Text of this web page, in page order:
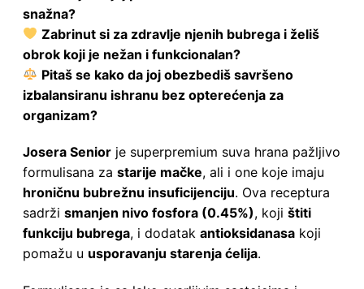
snažna?
Zabrinut si za zdravlje njenih bubrega i želiš
obrok koji je nežan i funkcionalan?
Pitaš se kako da joj obezbediš savršeno
izbalansiranu ishranu bez opterećenja za
organizam?
Josera Senior je superpremium suva hrana pažljivo
formulisana za starije mačke, ali i one koje imaju
hroničnu bubrežnu insuficijenciju. Ova receptura
sadrži smanjen nivo fosfora (0.45%), koji štiti
funkciju bubrega, i dodatak antioksidanasa koji
pomažu u usporavanju starenja ćelija.